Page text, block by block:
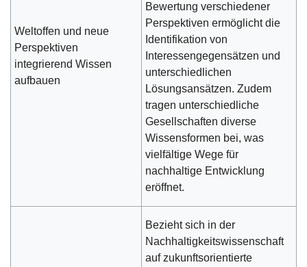
Weltoffen und neue
Perspektiven
integrierend Wissen
aufbauen
Bewertung verschiedener
Perspektiven ermöglicht die
Identifikation von
Interessengegensätzen und
unterschiedlichen
Lösungsansätzen. Zudem
tragen unterschiedliche
Gesellschaften diverse
Wissensformen bei, was
vielfältige Wege für
nachhaltige Entwicklung
eröffnet.
Bezieht sich in der
Nachhaltigkeitswissenschaft
auf zukunftsorientierte